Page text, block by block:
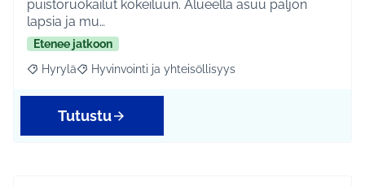
puistoruokailut kokeiluun. Alueella asuu paljon
lapsia ja mu…
Etenee jatkoon
Rajaa tulokset aihepiirin mukaan: Hyrylä
Hyrylä Rajaa tulokset teeman mukaan: Hyvinvointi ja
Hyvinvointi ja yhteisöllisyys
Tutustu